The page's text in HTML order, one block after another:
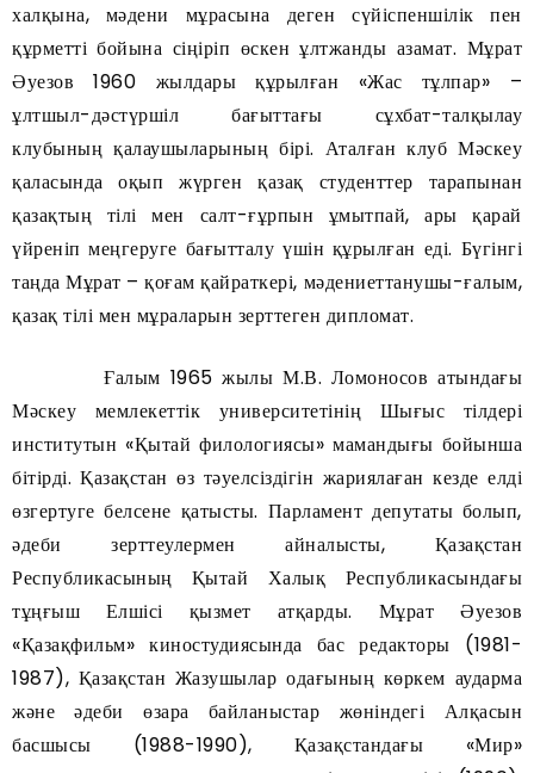
халқына, мәдени мұрасына деген сүйіспеншілік пен
құрметті бойына сіңіріп өскен ұлтжанды азамат. Мұрат
Әуезов 1960 жылдары құрылған «Жас тұлпар» –
ұлтшыл-дәстүршіл бағыттағы сұхбат-талқылау
клубының қалаушыларының бірі. Аталған клуб Мәскеу
қаласында оқып жүрген қазақ студенттер тарапынан
қазақтың тілі мен салт-ғұрпын ұмытпай, ары қарай
үйреніп меңгеруге бағытталу үшін құрылған еді. Бүгінгі
таңда Мұрат – қоғам қайраткері, мәдениеттанушы-ғалым,
қазақ тілі мен мұраларын зерттеген дипломат.
Ғалым 1965 жылы М.В. Ломоносов атындағы
Мәскеу мемлекеттік университетінің Шығыс тілдері
институтын «Қытай филологиясы» мамандығы бойынша
бітірді. Қазақстан өз тәуелсіздігін жариялаған кезде елді
өзгертуге белсене қатысты. Парламент депутаты болып,
әдеби зерттеулермен айналысты, Қазақстан
Республикасының Қытай Халық Республикасындағы
тұңғыш Елшісі қызмет атқарды. Мұрат Әуезов
«Қазақфильм» киностудиясында бас редакторы (1981-
1987), Қазақстан Жазушылар одағының көркем аударма
және әдеби өзара байланыстар жөніндегі Алқасын
басшысы (1988-1990), Қазақстандағы «Мир»